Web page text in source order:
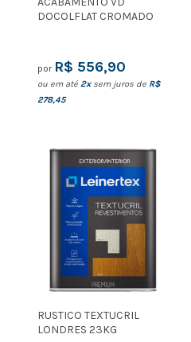
DOCOLFLAT CROMADO
por R$ 556,90
ou em até2xsem juros de R$
278,45
RUSTICO TEXTUCRIL
LONDRES 23KG